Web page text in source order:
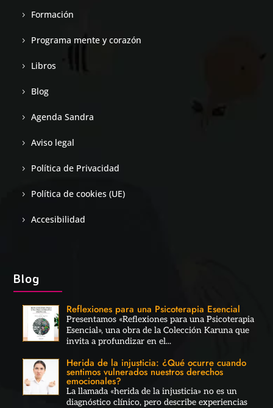
Formación
Programa mente y corazón
Libros
Blog
Agenda Sandra
Aviso legal
Política de Privacidad
Política de cookies (UE)
Accesibilidad
Blog
Reflexiones para una Psicoterapia Esencial
Presentamos «Reflexiones para una Psicoterapia
Esencial», una obra de la Colección Karuna que
invita a profundizar en el...
Herida de la injusticia: ¿Qué ocurre cuando
sentimos vulnerados nuestros derechos
emocionales?
La llamada «herida de la injusticia» no es un
diagnóstico clínico, pero describe experiencias